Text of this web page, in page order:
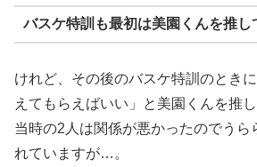
バスケ特訓も最初は美園くんを推し
けれど、その後のバスケ特訓のとき
えてもらえばいい」と美園くんを推し
当時の2人は関係が悪かったのでうら
れていますが…。